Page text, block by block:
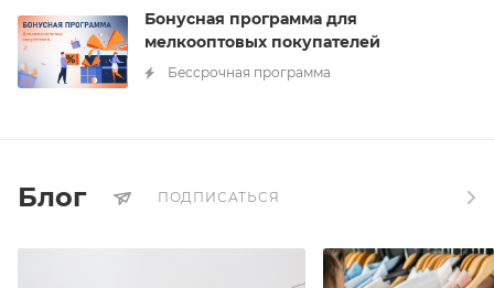
Бонусная программа для
мелкооптовых покупателей
Бессрочная программа
Блог ПОДПИСАТЬСЯ